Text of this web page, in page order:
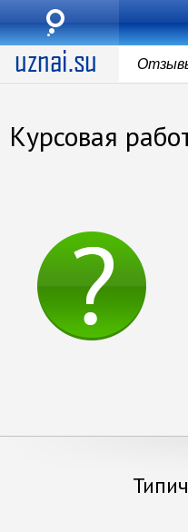
Курсовая